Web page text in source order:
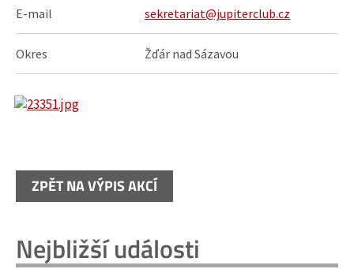
E-mail sekretariat@jupiterclub.cz
Okres Žďár nad Sázavou
ZPĚT NA VÝPIS AKCÍ
Nejbližší události